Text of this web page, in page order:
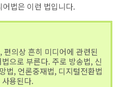
법은 이런 법입니다.
의상 흔히 미디어에 관련된
으로 부른다. 주로 방송법, 신
법, 언론중재법, 디지털전환법
용된다.